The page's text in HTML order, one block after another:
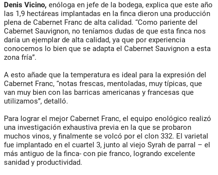
Denis Vicino, enóloga en jefe de la bodega, explica que este año
las 1,9 hectáreas implantadas en la finca dieron una producción
plena de Cabernet Franc de alta calidad. “Como pariente del
Cabernet Sauvignon, no teníamos dudas de que esta finca nos
daría un ejemplar de alta calidad, ya que por experiencia
conocemos lo bien que se adapta el Cabernet Sauvignon a esta
zona fría”.
A esto añade que la temperatura es ideal para la expresión del
Cabernet Franc, “notas frescas, mentoladas, muy típicas, que
van muy bien con las barricas americanas y francesas que
utilizamos”, detalló.
Para lograr el mejor Cabernet Franc, el equipo enológico realizó
una investigación exhaustiva previa en la que se probaron
muchos vinos, y finalmente se volcó por el clon 332. El varietal
fue implantado en el cuartel 3, junto al viejo Syrah de parral – el
más antiguo de la finca- con pie franco, logrando excelente
sanidad y productividad.